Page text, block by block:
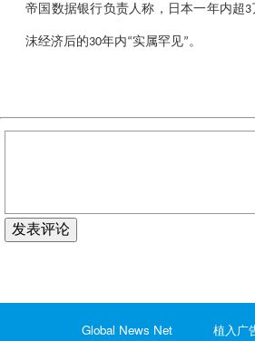
帝国数据银行负责人称，日本一年内超 3
沫经济后的30年内“实属罕见” 。
发表评论
没有更多了
Global News Net 植入广